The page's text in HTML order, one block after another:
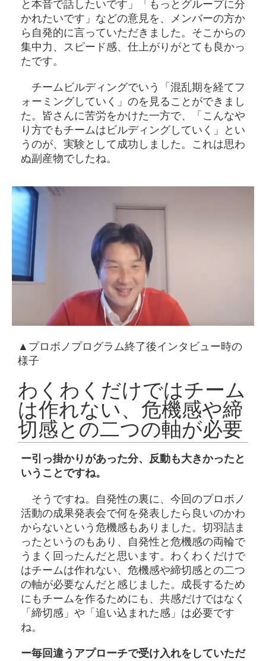
と本音で話したいです」「もっとグループに分
かれたいです」などの意見を、メンバーの方か
ら自発的に言っていただきました。そこからの
集中力、スピード感、仕上がりがとても良かっ
たです。
チームビルディングでいう「混乱期を経てフ
ォーミングしていく」のを見ることができまし
た。皆さんに苦労をかけた一方で、「こんなや
り方でもチームはビルディングしていく」とい
うのが、実験として成功しました。これは思わ
ぬ副産物でしたね。
▲プロボノプログラム終了後インタビュー時の
様子
わくわくだけではチーム
は作れない、危機感や締
切感との二つの軸が必要
ー引っ掛かりがあった分、反動も大きかったと
いうことですね。
そうですね。自発性の裏に、今回のプロボノ
活動の成果発表会で何を発表したら良いのかわ
からないという危機感もありました。切羽詰ま
ったというのもあり、自発性と危機感の両輪で
うまく回ったんだと思います。わくわくだけで
はチームは作れない、危機感や締切感との二つ
の軸が必要なんだと感じました。成長するため
にもチームを作るためにも、共感だけではなく
「締切感」や「追い込まれた感」は必要です
ね。
ー毎回違うアプローチで受け入れをしていただ